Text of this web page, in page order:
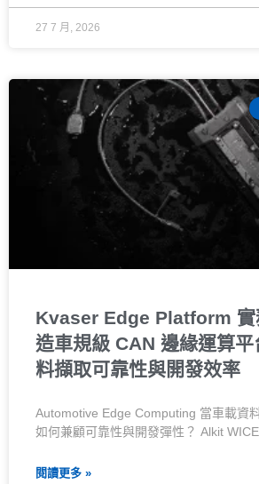
27 7 月, 2026
Kvaser Edge Platform 實
造車規級 CAN 邊緣運算平
料擷取可靠性與開發效率
Automotive Edge Computing 當車載資
如何兼顧可靠性與開發彈性？ Alkit
閱讀更多 »